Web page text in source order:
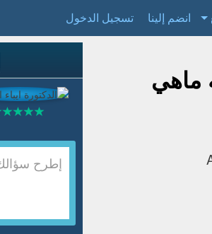
انضم إلينا تسجيل الدخول
ماهي